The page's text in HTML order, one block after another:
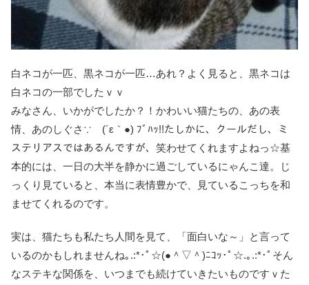
白ネコが一匹、黒ネコが一匹…あれ？よく見ると、黒ネコは
白ネコの一部でしたｖｖ
みなさん、いかがでしたか？！かわいい猫たちの、あの表
情、あのしぐさ∵ゞ(´ε｀●) ﾌﾞﾊｯ!!たしかに、クールだし、ミ
ステリアスではあるんですが、笑わせてくれますよねっ☆基
本的には、一日の大半を静かに過ごしているにゃんこ達。じ
っくり見ていると、本当に表情豊かで、見ているこっちを和
ませてくれるのです。
実は、猫たちも私たち人間を見て、「面白いな～」と言って
いるのかもしれませんね｡.:*･ﾟ☆(●＾▽＾)ﾆｺｯ･ﾟ☆.｡.:*･ﾟそん
なステキな関係を、いつまでも続けていきたいものですｖた